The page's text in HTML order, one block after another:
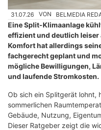
31.07.26 VON BELMEDIA
Eine Split-Klimaanlage
effizient und deutlich leiser
Komfort hat allerdings
fachgerecht geplant und
mögliche Bewilligungen,
und laufende Stromkosten.
Ob sich ein Splitgerät lohnt,
sommerlichen
Gebäude, Nutzung,
Dieser Ratgeber zeigt die